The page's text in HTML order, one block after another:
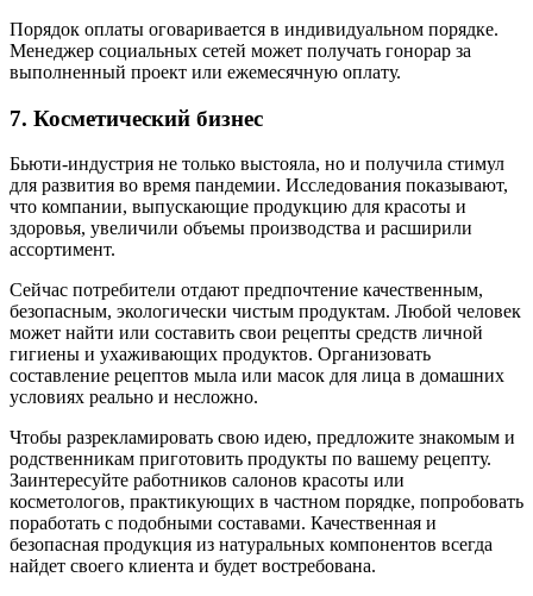
Порядок оплаты оговаривается в индивидуальном порядке.
Менеджер социальных сетей может получать гонорар за
выполненный проект или ежемесячную оплату.
7. Косметический бизнес
Бьюти-индустрия не только выстояла, но и получила стимул
для развития во время пандемии. Исследования показывают,
что компании, выпускающие продукцию для красоты и
здоровья, увеличили объемы производства и расширили
ассортимент.
Сейчас потребители отдают предпочтение качественным,
безопасным, экологически чистым продуктам. Любой человек
может найти или составить свои рецепты средств личной
гигиены и ухаживающих продуктов. Организовать
составление рецептов мыла или масок для лица в домашних
условиях реально и несложно.
Чтобы разрекламировать свою идею, предложите знакомым и
родственникам приготовить продукты по вашему рецепту.
Заинтересуйте работников салонов красоты или
косметологов, практикующих в частном порядке, попробовать
поработать с подобными составами. Качественная и
безопасная продукция из натуральных компонентов всегда
найдет своего клиента и будет востребована.